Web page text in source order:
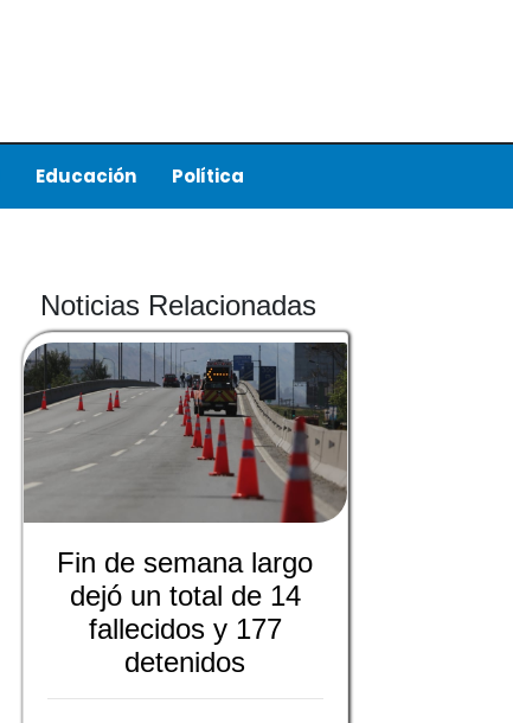
Educación Política
Noticias Relacionadas
Fin de semana largo
dejó un total de 14
fallecidos y 177
detenidos